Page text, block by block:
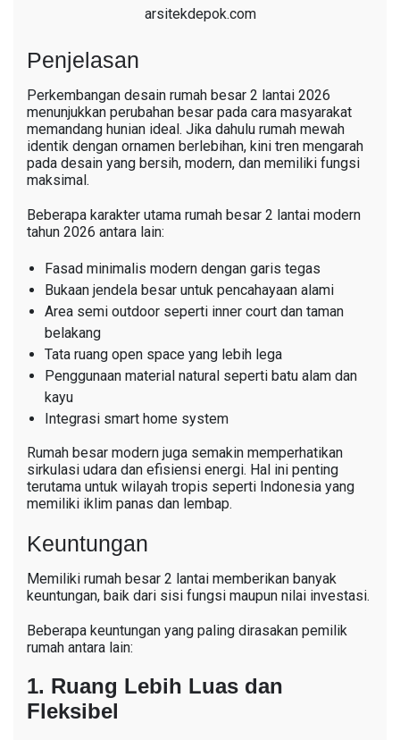
arsitekdepok.com
Penjelasan
Perkembangan desain rumah besar 2 lantai 2026
menunjukkan perubahan besar pada cara masyarakat
memandang hunian ideal. Jika dahulu rumah mewah
identik dengan ornamen berlebihan, kini tren mengarah
pada desain yang bersih, modern, dan memiliki fungsi
maksimal.
Beberapa karakter utama rumah besar 2 lantai modern
tahun 2026 antara lain:
Fasad minimalis modern dengan garis tegas
Bukaan jendela besar untuk pencahayaan alami
Area semi outdoor seperti inner court dan taman
belakang
Tata ruang open space yang lebih lega
Penggunaan material natural seperti batu alam dan
kayu
Integrasi smart home system
Rumah besar modern juga semakin memperhatikan
sirkulasi udara dan efisiensi energi. Hal ini penting
terutama untuk wilayah tropis seperti Indonesia yang
memiliki iklim panas dan lembap.
Keuntungan
Memiliki rumah besar 2 lantai memberikan banyak
keuntungan, baik dari sisi fungsi maupun nilai investasi.
Beberapa keuntungan yang paling dirasakan pemilik
rumah antara lain:
1. Ruang Lebih Luas dan
Fleksibel